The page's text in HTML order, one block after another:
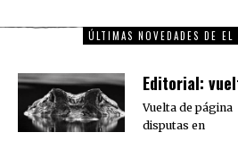
ÚLTIMAS NOVEDADES DE
Editorial:
Vuelta de
disputas en